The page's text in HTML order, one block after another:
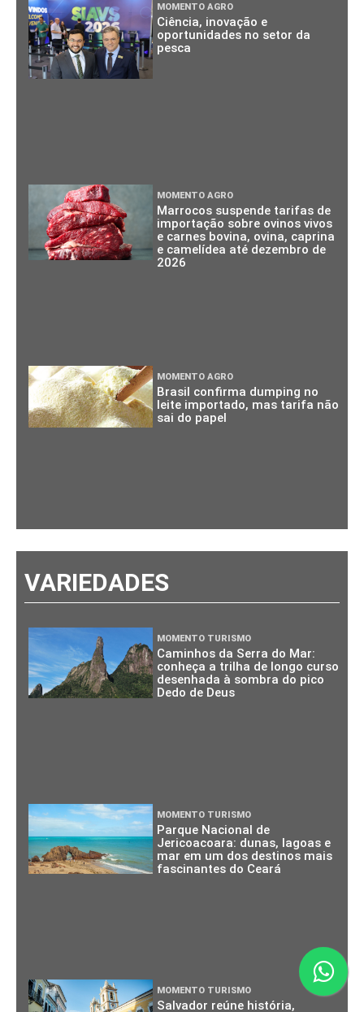
MOMENTO AGRO
Ciência, inovação e
oportunidades no setor da
pesca
MOMENTO AGRO
Marrocos suspende tarifas de
importação sobre ovinos vivos
e carnes bovina, ovina, caprina
e camelídea até dezembro de
2026
MOMENTO AGRO
Brasil confirma dumping no
leite importado, mas tarifa não
sai do papel
VARIEDADES
MOMENTO TURISMO
Caminhos da Serra do Mar:
conheça a trilha de longo curso
desenhada à sombra do pico
Dedo de Deus
MOMENTO TURISMO
Parque Nacional de
Jericoacoara: dunas, lagoas e
mar em um dos destinos mais
fascinantes do Ceará
MOMENTO TURISMO
Salvador reúne história,